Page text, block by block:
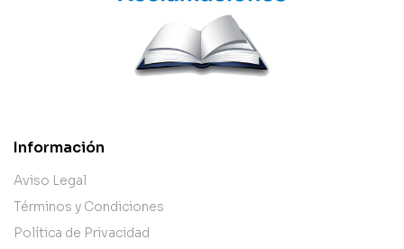
Información
Aviso Legal
Términos y Condiciones
Política de Privacidad